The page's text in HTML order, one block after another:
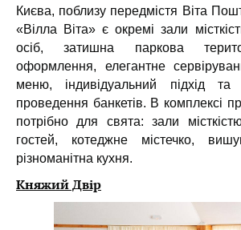
Києва, поблизу передмістя Віта
«Вілла Віта» є окремі зали
осіб, затишна паркова
оформлення, елегантне
меню, індивідуальний підхід та
проведення банкетів. В комплексі
потрібно для свята: зали
гостей, котеджне містечко,
різноманітна кухня.
Княжий Двір